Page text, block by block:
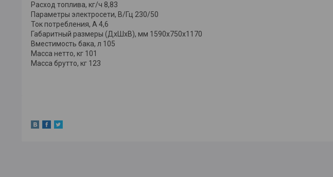
Расход топлива, кг/ч 8,83
Параметры электросети, В/Гц 230/50
Ток потребления, А 4,6
Габаритный размеры (ДхШхВ), мм 1590х750х1170
Вместимость бака, л 105
Масса нетто, кг 101
Масса брутто, кг 123